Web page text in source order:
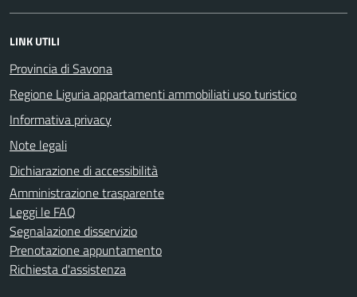
LINK UTILI
Provincia di Savona
Regione Liguria appartamenti ammobiliati uso turistico
Informativa privacy
Note legali
Dichiarazione di accessibilità
Amministrazione trasparente
Leggi le FAQ
Segnalazione disservizio
Prenotazione appuntamento
Richiesta d'assistenza